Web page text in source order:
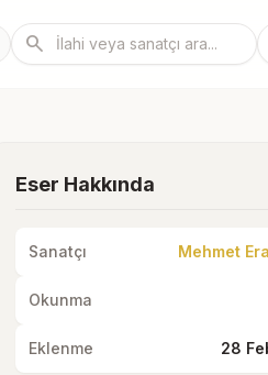
search
Eser Hakkında
Sanatçı Mehmet
Okunma
Eklenme 28